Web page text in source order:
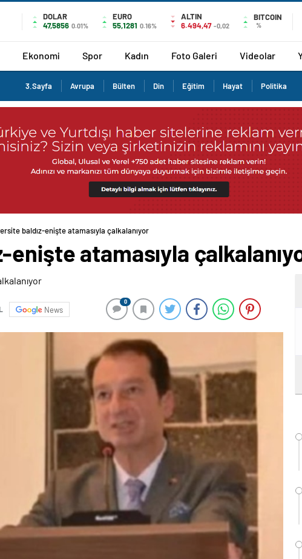
DOLAR
47,5856 0.01%
EURO
55,1281 0.16%
ALTIN
6.494,47 -0,02
BITCOIN
%
Ekonomi Spor Kadın Foto Galeri Videolar
3.Sayfa Avrupa Bülten Din Eğitim Hayat Politika
baldız-enişte atamasıyla çalkalanıyor
enişte atamasıyla
News
0